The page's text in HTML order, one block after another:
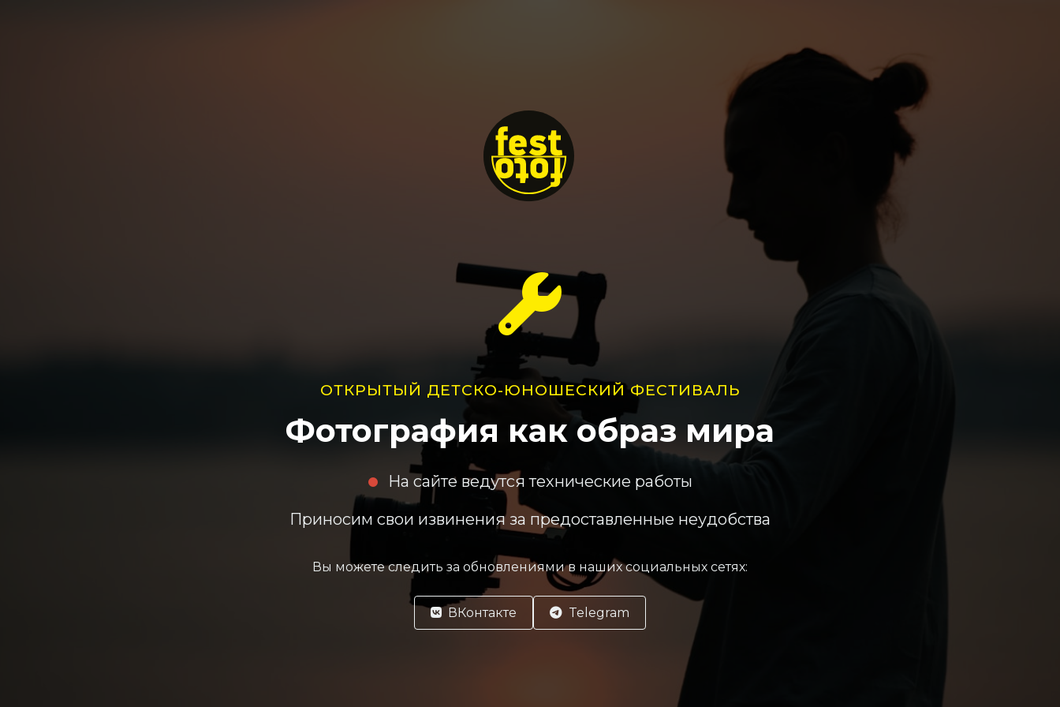
ОТКРЫТЫЙ ДЕТСКО-ЮНОШЕСКИЙ ФЕСТИВАЛЬ
Фотография как образ мира
На сайте ведутся технические работы
Приносим свои извинения за предоставленные неудобства
Вы можете следить за обновлениями в наших социальных сетях:
ВКонтакте Telegram